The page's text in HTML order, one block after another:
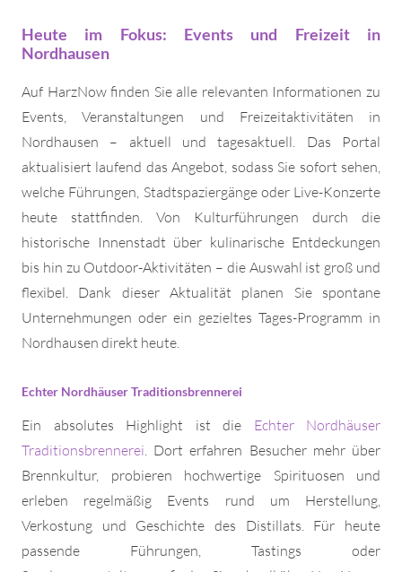
Heute im Fokus: Events und Freizeit in
Nordhausen
Auf HarzNow finden Sie alle relevanten Informationen zu
Events, Veranstaltungen und Freizeitaktivitäten in
Nordhausen – aktuell und tagesaktuell. Das Portal
aktualisiert laufend das Angebot, sodass Sie sofort sehen,
welche Führungen, Stadtspaziergänge oder Live-Konzerte
heute stattfinden. Von Kulturführungen durch die
historische Innenstadt über kulinarische Entdeckungen
bis hin zu Outdoor-Aktivitäten – die Auswahl ist groß und
flexibel. Dank dieser Aktualität planen Sie spontane
Unternehmungen oder ein gezieltes Tages-Programm in
Nordhausen direkt heute.
Echter Nordhäuser Traditionsbrennerei
Ein absolutes Highlight ist die Echter Nordhäuser
Traditionsbrennerei. Dort erfahren Besucher mehr über
Brennkultur, probieren hochwertige Spirituosen und
erleben regelmäßig Events rund um Herstellung,
Verkostung und Geschichte des Distillats. Für heute
passende Führungen, Tastings oder